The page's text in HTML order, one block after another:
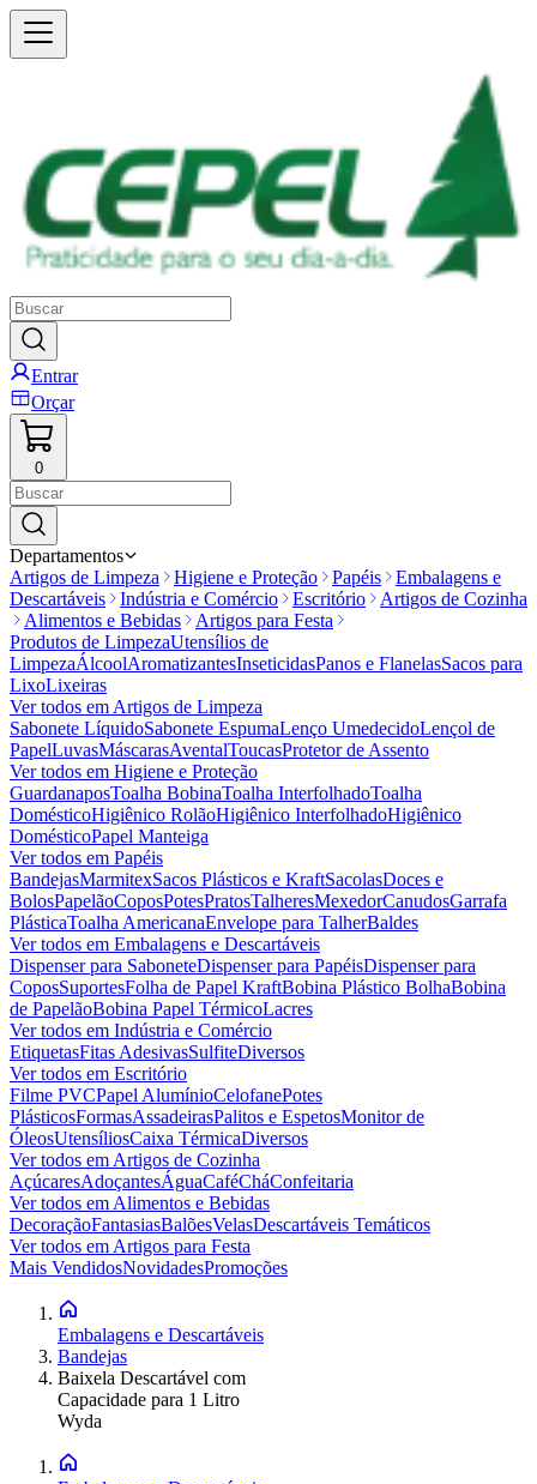
Entrar
Orçar
0
Departamentos
Artigos de Limpeza
Higiene e Proteção Papéis
Embalagens e
Descartáveis
Indústria e Comércio Escritório
Artigos de Cozinha
Alimentos e Bebidas
Artigos para Festa
Produtos de LimpezaUtensílios de
LimpezaÁlcoolAromatizantesInseticidasPanos e FlanelasSacos para
LixoLixeiras
Ver todos em Artigos de Limpeza
Sabonete LíquidoSabonete EspumaLenço UmedecidoLençol de
PapelLuvasMáscarasAventalToucasProtetor de Assento
Ver todos em Higiene e Proteção
GuardanaposToalha BobinaToalha InterfolhadoToalha
DomésticoHigiênico RolãoHigiênico InterfolhadoHigiênico
DomésticoPapel Manteiga
Ver todos em Papéis
BandejasMarmitexSacos Plásticos e KraftSacolasDoces e
BolosPapelãoCoposPotesPratosTalheresMexedorCanudosGarrafa
PlásticaToalha AmericanaEnvelope para TalherBaldes
Ver todos em Embalagens e Descartáveis
Dispenser para SaboneteDispenser para PapéisDispenser para
CoposSuportesFolha de Papel KraftBobina Plástico BolhaBobina
de PapelãoBobina Papel TérmicoLacres
Ver todos em Indústria e Comércio
EtiquetasFitas AdesivasSulfiteDiversos
Ver todos em Escritório
Filme PVCPapel AlumínioCelofanePotes
PlásticosFormasAssadeirasPalitos e EspetosMonitor de
ÓleosUtensíliosCaixa TérmicaDiversos
Ver todos em Artigos de Cozinha
AçúcaresAdoçantesÁguaCaféCháConfeitaria
Ver todos em Alimentos e Bebidas
DecoraçãoFantasiasBalõesVelasDescartáveis Temáticos
Ver todos em Artigos para Festa
Mais VendidosNovidadesPromoções
Embalagens e Descartáveis
Bandejas
Baixela Descartável com
Capacidade para 1 Litro
Wyda